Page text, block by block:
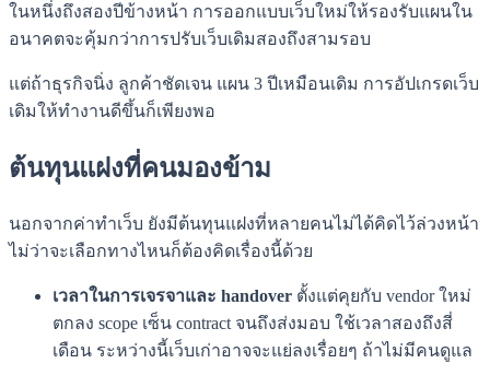
ในหนึ่งถึงสองปีข้างหน้า การออกแบบเว็บใหม่ให้รองรับแผนใน
อนาคตจะคุ้มกว่าการปรับเว็บเดิมสองถึงสามรอบ
แต่ถ้าธุรกิจนิ่ง ลูกค้าชัดเจน แผน 3 ปีเหมือนเดิม การอัปเกรดเว็บ
เดิมให้ทำงานดีขึ้นก็เพียงพอ
ต้นทุนแฝงที่คนมองข้าม
นอกจากค่าทำเว็บ ยังมีต้นทุนแฝงที่หลายคนไม่ได้คิดไว้ล่วงหน้า
ไม่ว่าจะเลือกทางไหนก็ต้องคิดเรื่องนี้ด้วย
เวลาในการเจรจาและ handover ตั้งแต่คุยกับ vendor ใหม่
ตกลง scope เซ็น contract จนถึงส่งมอบ ใช้เวลาสองถึงสี่
เดือน ระหว่างนี้เว็บเก่าอาจจะแย่ลงเรื่อยๆ ถ้าไม่มีคนดูแล